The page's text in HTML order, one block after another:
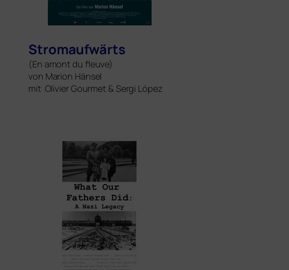
Stromaufwärts
(En amont du fleuve)
von Marion Hänsel
mit Olivier Gourmet & Sergi López